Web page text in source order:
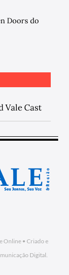
Doors do
Vale Cast
Online• Criado e
Digital.